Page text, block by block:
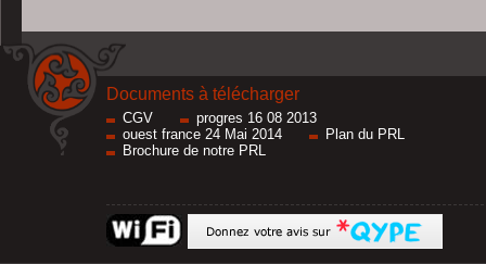
Documents à télécharger
CGV
progres 16 08 2013
ouest france 24 Mai 2014
Plan du PRL
Brochure de notre PRL